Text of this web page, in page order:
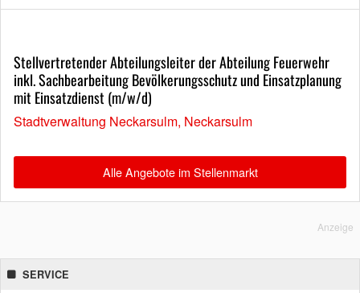
Stellvertretender Abteilungsleiter der Abteilung Feuerwehr
inkl. Sachbearbeitung Bevölkerungsschutz und Einsatzplanung
mit Einsatzdienst (m/w/d)
Stadtverwaltung Neckarsulm, Neckarsulm
Alle Angebote im Stellenmarkt
Anzeige
SERVICE